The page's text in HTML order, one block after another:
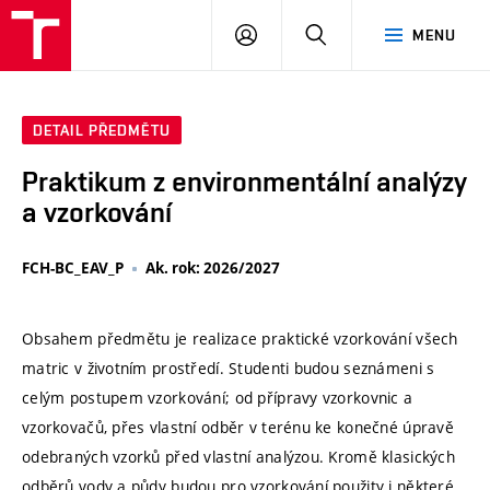
MENU
PŘIHLÁSIT
DETAIL PŘEDMĚTU
Praktikum z environmentální analýzy
a vzorkování
FCH-BC_EAV_P Ak. rok: 2026/2027
Obsahem předmětu je realizace praktické vzorkování všech
matric v životním prostředí. Studenti budou seznámeni s
celým postupem vzorkování; od přípravy vzorkovnic a
vzorkovačů, přes vlastní odběr v terénu ke konečné úpravě
odebraných vzorků před vlastní analýzou. Kromě klasických